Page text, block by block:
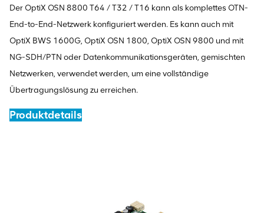
Der OptiX OSN 8800 T64 / T32 / T16 kann als komplettes OTN-
End-to-End-Netzwerk konfiguriert werden. Es kann auch mit
OptiX BWS 1600G, OptiX OSN 1800, OptiX OSN 9800 und mit
NG-SDH/PTN oder Datenkommunikationsgeräten, gemischten
Netzwerken, verwendet werden, um eine vollständige
Übertragungslösung zu erreichen.
Produktdetails